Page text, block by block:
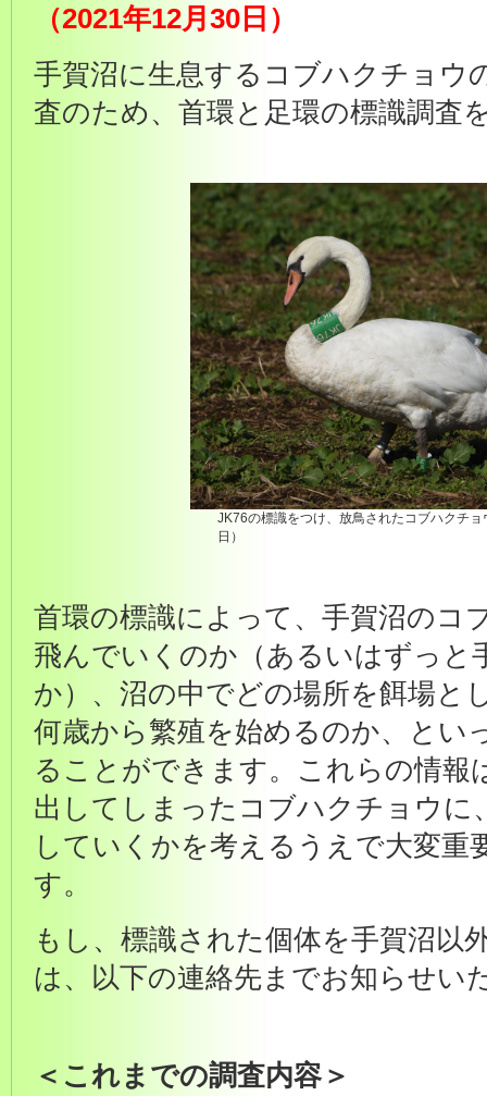
（2021年12月30日）
手賀沼に生息するコブハクチョウ
査のため、首環と足環の標識調査
JK76の標識をつけ、放鳥されたコブハクチ
日）
首環の標識によって、手賀沼のコ
飛んでいくのか（あるいはずっと
か）、沼の中でどの場所を餌場と
何歳から繁殖を始めるのか、とい
ることができます。これらの情報
出してしまったコブハクチョウに
していくかを考えるうえで大変重
す。
もし、標識された個体を手賀沼以
は、以下の連絡先までお知らせい
＜これまでの調査内容＞